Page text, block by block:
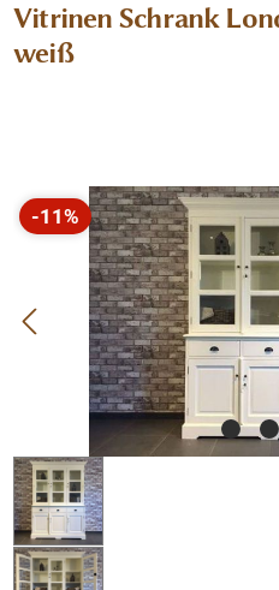
Vitrinen Schrank
weiß
Bildergalerie überspringen
-11%
Rabatt